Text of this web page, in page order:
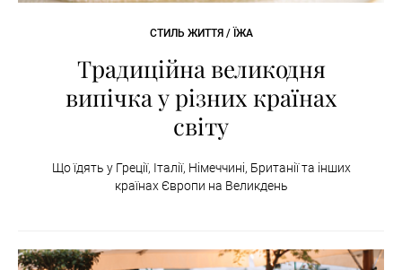
СТИЛЬ ЖИТТЯ / ЇЖА
Традиційна великодня
випічка у різних країнах
світу
Що їдять у Греції, Італії, Німеччині, Британії та інших
країнах Європи на Великдень